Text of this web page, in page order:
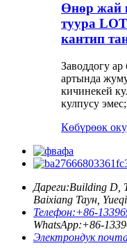
Өнөр жай
туура
кантип
Заводдогу
артында
кичинекей
кулпусу
Көбүрөөк
Дареги:Building D,
Baixiang Таун,
Телефон:+86-
WhatsApp:+86-
Электрондук